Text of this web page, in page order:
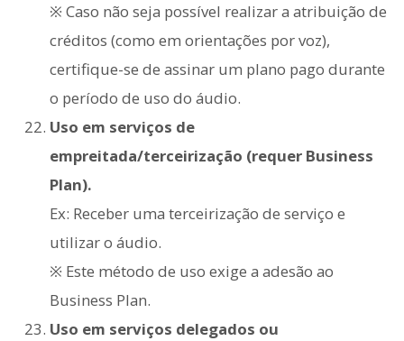
※ Caso não seja possível realizar a atribuição de
créditos (como em orientações por voz),
certifique-se de assinar um plano pago durante
o período de uso do áudio.
Uso em serviços de
empreitada/terceirização (requer Business
Plan).
Ex: Receber uma terceirização de serviço e
utilizar o áudio.
※ Este método de uso exige a adesão ao
Business Plan.
Uso em serviços delegados ou